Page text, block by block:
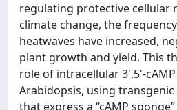
regulating protective cellular
climate change, the
heatwaves have increased,
plant growth and yield. This
role of intracellular 3',5'-cAMP
Arabidopsis, using transgenic
that express a “cAMP